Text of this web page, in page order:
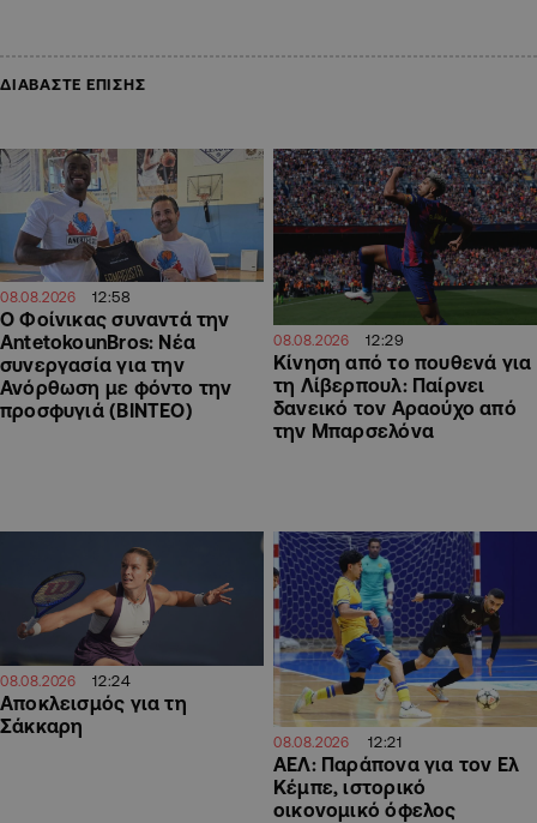
ΔΙΑΒΑΣΤΕ ΕΠΙΣΗΣ
08.08.2026 12:58
Ο Φοίνικας συναντά την
AntetokounBros: Νέα
συνεργασία για την
Ανόρθωση με φόντο την
προσφυγιά (ΒΙΝΤΕΟ)
08.08.2026 12:29
Kίνηση από το πουθενά για
τη Λίβερπουλ: Παίρνει
δανεικό τον Αραούχο από
την Μπαρσελόνα
08.08.2026 12:24
Αποκλεισμός για τη
Σάκκαρη
08.08.2026 12:21
ΑΕΛ: Παράπονα για τον Ελ
Κέμπε, ιστορικό
οικονομικό όφελος